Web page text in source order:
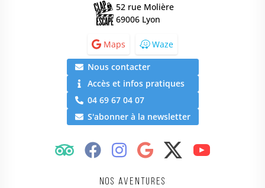
Nos aventures
52 rue Molière
69006 Lyon
Maps Waze
Nous contacter
Accès et infos pratiques
04 69 67 04 07
S'abonner à la newsletter